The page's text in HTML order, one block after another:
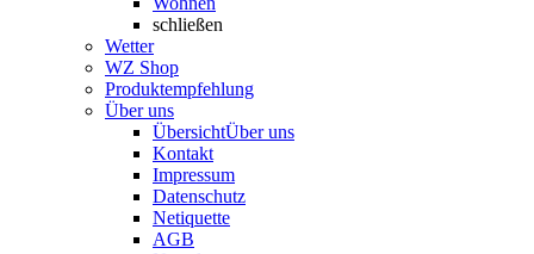
schließen
Wetter
WZ Shop
Produktempfehlung
Über uns
ÜbersichtÜber uns
Kontakt
Impressum
Datenschutz
Netiquette
AGB